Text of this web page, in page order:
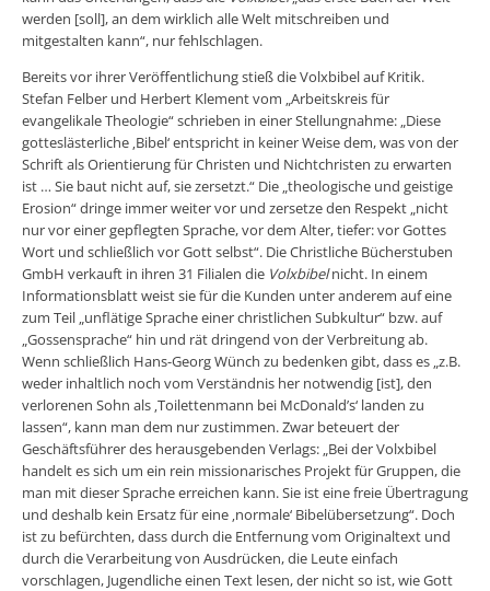
werden [soll], an dem wirklich alle Welt mitschreiben und
mitgestalten kann“, nur fehlschlagen.
Bereits vor ihrer Veröffentlichung stieß die Volxbibel auf Kritik.
Stefan Felber und Herbert Klement vom „Arbeitskreis für
evangelikale Theologie“ schrieben in einer Stellungnahme: „Diese
gotteslästerliche ‚Bibel‘ entspricht in keiner Weise dem, was von der
Schrift als Orientierung für Christen und Nichtchristen zu erwarten
ist … Sie baut nicht auf, sie zersetzt.“ Die „theologische und geistige
Erosion“ dringe immer weiter vor und zersetze den Respekt „nicht
nur vor einer gepflegten Sprache, vor dem Alter, tiefer: vor Gottes
Wort und schließlich vor Gott selbst“. Die Christliche Bücherstuben
GmbH verkauft in ihren 31 Filialen die Volxbibelnicht. In einem
Informationsblatt weist sie für die Kunden unter anderem auf eine
zum Teil „unflätige Sprache einer christlichen Subkultur“ bzw. auf
„Gossensprache“ hin und rät dringend von der Verbreitung ab.
Wenn schließlich Hans-Georg Wünch zu bedenken gibt, dass es „z.B.
weder inhaltlich noch vom Verständnis her notwendig [ist], den
verlorenen Sohn als ‚Toilettenmann bei McDonald’s‘ landen zu
lassen“, kann man dem nur zustimmen. Zwar beteuert der
Geschäftsführer des herausgebenden Verlags: „Bei der Volxbibel
handelt es sich um ein rein missionarisches Projekt für Gruppen, die
man mit dieser Sprache erreichen kann. Sie ist eine freie Übertragung
und deshalb kein Ersatz für eine ‚normale‘ Bibelübersetzung“. Doch
ist zu befürchten, dass durch die Entfernung vom Originaltext und
durch die Verarbeitung von Ausdrücken, die Leute einfach
vorschlagen, Jugendliche einen Text lesen, der nicht so ist, wie Gott